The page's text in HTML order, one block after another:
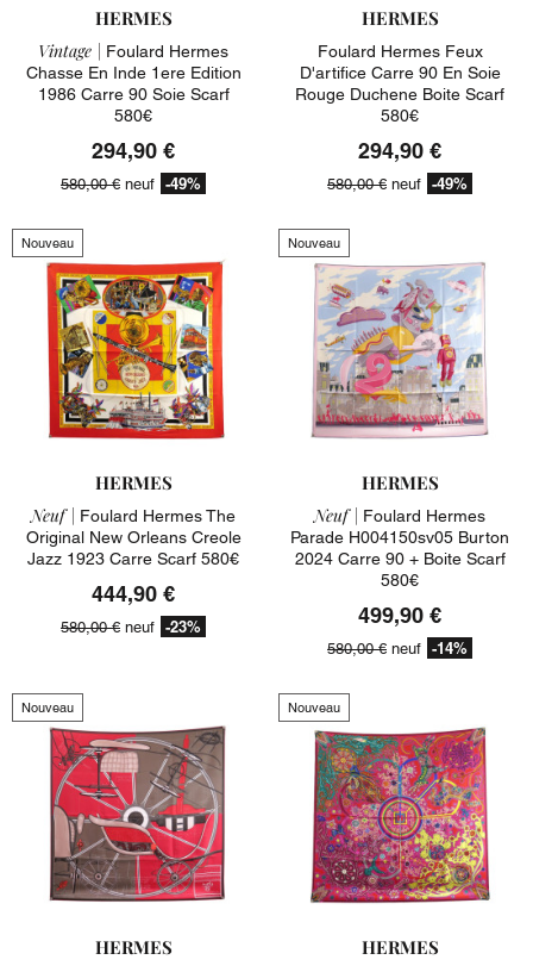
HERMES
Vintage | Foulard Hermes
Chasse En Inde 1ere Edition
1986 Carre 90 Soie Scarf
580€
294,90 €
580,00 € neuf -49%
HERMES
Foulard Hermes Feux
D'artifice Carre 90 En Soie
Rouge Duchene Boite Scarf
580€
294,90 €
580,00 € neuf -49%
Nouveau
HERMES
Neuf | Foulard Hermes The
Original New Orleans Creole
Jazz 1923 Carre Scarf 580€
444,90 €
580,00 € neuf -23%
Nouveau
HERMES
Neuf | Foulard Hermes
Parade H004150sv05 Burton
2024 Carre 90 + Boite Scarf
580€
499,90 €
580,00 € neuf -14%
Nouveau
HERMES
Nouveau
HERMES